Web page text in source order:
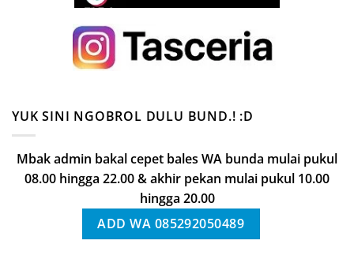
YUK SINI NGOBROL DULU BUND.! :D
Mbak admin bakal cepet bales WA bunda mulai pukul
08.00 hingga 22.00 & akhir pekan mulai pukul 10.00
hingga 20.00
ADD WA 085292050489